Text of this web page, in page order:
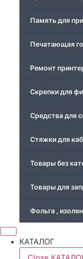
Память для
Печатающая
Ремонт
Скрепки для
Средства для
Стяжки для
Товары без
Товары для
Фольга ,
КАТАЛОГ